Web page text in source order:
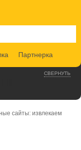
Партнерка
СВЕРНУТЬ
сайты: извлекаем